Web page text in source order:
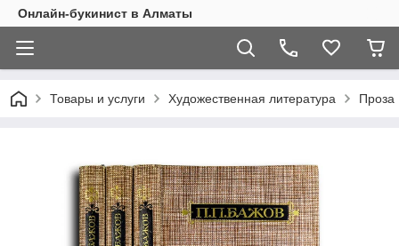
Онлайн-букинист в Алматы
Товары и услуги Художественная литература Проза